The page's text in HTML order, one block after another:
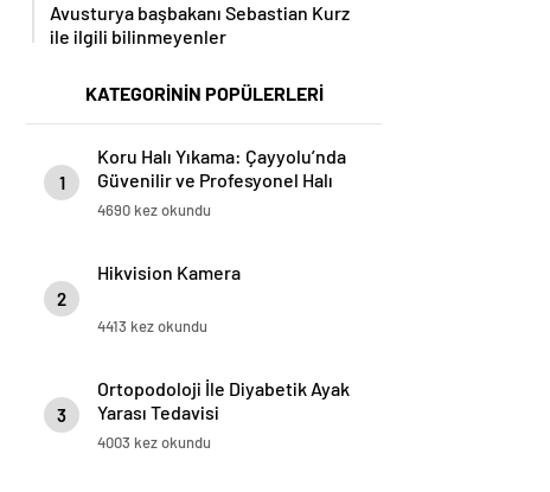
Avusturya başbakanı Sebastian Kurz
ile ilgili bilinmeyenler
KATEGORİNİN POPÜLERLERİ
1
Koru Halı Yıkama: Çayyolu’nda
Güvenilir ve Profesyonel Halı
Temizliği
4690 kez okundu
2
Hikvision Kamera
4413 kez okundu
3
Ortopodoloji İle Diyabetik Ayak
Yarası Tedavisi
4003 kez okundu